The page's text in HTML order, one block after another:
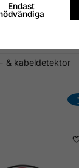
& kabeldetektor
Endast